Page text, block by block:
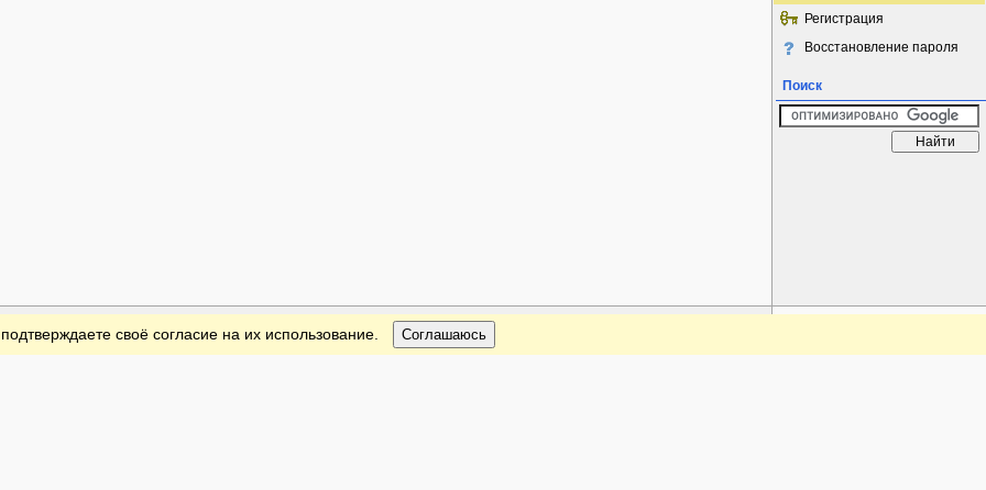
Регистрация
Восстановление пароля
Поиск
своё согласие на их использование. Соглашаюсь